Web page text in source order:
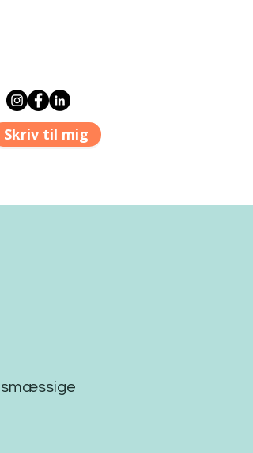
Skriv til mig